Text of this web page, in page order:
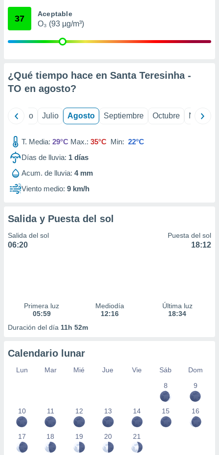
e
publicidad
1199
37 Aceptable
O₃ (93 µg/m³)
¿Qué tiempo hace en Santa Teresinha -
TO en agosto?
Junio Julio Agosto Septiembre Octubre
T. Media: 29°C Max.: 35°C Min: 22°C
Días de lluvia: 1 días
Acum. de lluvia: 4 mm
Viento medio: 9 km/h
Salida y Puesta del sol
Salida del sol
06:20
Puesta del sol
18:12
Primera luz
05:59
Mediodía
12:16
Última luz
18:34
Duración del día 11h 52m
Calendario lunar
Lun Mar Mié Jue Vie Sáb
Dom
8
9
10 11 12 13 14 15 16
17 18 19 20 21